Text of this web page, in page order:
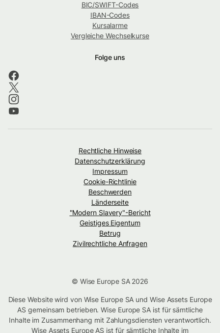
BIC/SWIFT-Codes
IBAN-Codes
Kursalarme
Vergleiche Wechselkurse
Folge uns
Rechtliche Hinweise
Datenschutzerklärung
Impressum
Cookie-Richtlinie
Beschwerden
Länderseite
"Modern Slavery"-Bericht
Geistiges Eigentum
Betrug
Zivilrechtliche Anfragen
© Wise Europe SA 2026
Diese Website wird von Wise Europe SA und Wise Assets Europe
AS gemeinsam betrieben. Wise Europe SA ist für sämtliche
Inhalte im Zusammenhang mit Zahlungsdiensten verantwortlich.
Wise Assets Europe AS ist für sämtliche Inhalte im